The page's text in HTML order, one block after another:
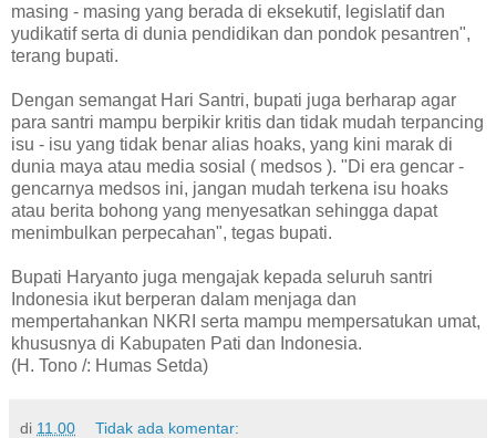
masing - masing yang berada di eksekutif, legislatif dan
yudikatif serta di dunia pendidikan dan pondok pesantren",
terang bupati.
Dengan semangat Hari Santri, bupati juga berharap agar
para santri mampu berpikir kritis dan tidak mudah terpancing
isu - isu yang tidak benar alias hoaks, yang kini marak di
dunia maya atau media sosial ( medsos ). "Di era gencar -
gencarnya medsos ini, jangan mudah terkena isu hoaks
atau berita bohong yang menyesatkan sehingga dapat
menimbulkan perpecahan", tegas bupati.
Bupati Haryanto juga mengajak kepada seluruh santri
Indonesia ikut berperan dalam menjaga dan
mempertahankan NKRI serta mampu mempersatukan umat,
khususnya di Kabupaten Pati dan Indonesia.
(H. Tono /: Humas Setda)
di 11.00 Tidak ada komentar: